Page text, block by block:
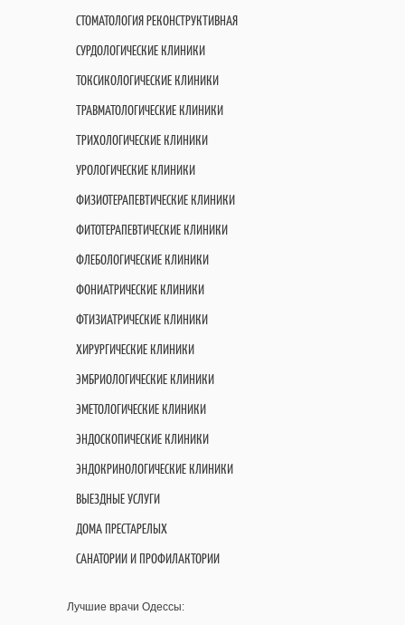
СТОМАТОЛОГИЯ РЕКОНСТРУКТИВНАЯ
СУРДОЛОГИЧЕСКИЕ КЛИНИКИ
ТОКСИКОЛОГИЧЕСКИЕ КЛИНИКИ
ТРАВМАТОЛОГИЧЕСКИЕ КЛИНИКИ
ТРИХОЛОГИЧЕСКИЕ КЛИНИКИ
УРОЛОГИЧЕСКИЕ КЛИНИКИ
ФИЗИОТЕРАПЕВТИЧЕСКИЕ КЛИНИКИ
ФИТОТЕРАПЕВТИЧЕСКИЕ КЛИНИКИ
ФЛЕБОЛОГИЧЕСКИЕ КЛИНИКИ
ФОНИАТРИЧЕСКИЕ КЛИНИКИ
ФТИЗИАТРИЧЕСКИЕ КЛИНИКИ
ХИРУРГИЧЕСКИЕ КЛИНИКИ
ЭМБРИОЛОГИЧЕСКИЕ КЛИНИКИ
ЭМЕТОЛОГИЧЕСКИЕ КЛИНИКИ
ЭНДОСКОПИЧЕСКИЕ КЛИНИКИ
ЭНДОКРИНОЛОГИЧЕСКИЕ КЛИНИКИ
ВЫЕЗДНЫЕ УСЛУГИ
ДОМА ПРЕСТАРЕЛЫХ
САНАТОРИИ И ПРОФИЛАКТОРИИ
Лучшие врачи Одессы: